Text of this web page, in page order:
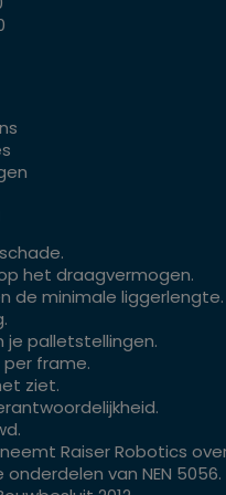
het draagvermogen.
de minimale liggerlengte.
palletstellingen.
frame.
ziet.
Raiser Robotics
van NEN 5056.